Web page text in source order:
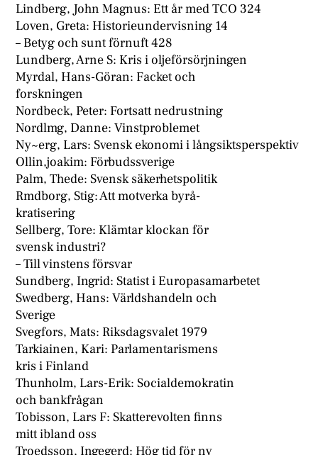
Lindberg, John Magnus: Ett år med TCO 324
Loven, Greta: Historieundervisning 14
– Betyg och sunt förnuft 428
Lundberg, Arne S: Kris i oljeförsörjningen
Myrdal, Hans-Göran: Facket och
forskningen
Nordbeck, Peter: Fortsatt nedrustning
Nordlmg, Danne: Vinstproblemet
Ny~erg, Lars: Svensk ekonomi i långsiktsperspektiv
Ollin,joakim: Förbudssverige
Palm, Thede: Svensk säkerhetspolitik
Rmdborg, Stig: Att motverka byrå-
kratisering
Sellberg, Tore: Klämtar klockan för
svensk industri?
– Till vinstens försvar
Sundberg, Ingrid: Statist i Europasamarbetet
Swedberg, Hans: Världshandeln och
Sverige
Svegfors, Mats: Riksdagsvalet 1979
Tarkiainen, Kari: Parlamentarismens
kris i Finland
Thunholm, Lars-Erik: Socialdemokratin
och bankfrågan
Tobisson, Lars F: Skatterevolten finns
mitt ibland oss
Troedsson, Ingegerd: Hög tid för ny